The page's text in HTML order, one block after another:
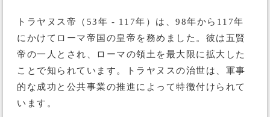
トラヤヌス帝（53年 - 117年）は、98年から117年
にかけてローマ帝国の皇帝を務めました。彼は五賢
帝の一人とされ、ローマの領土を最大限に拡大した
ことで知られています。トラヤヌスの治世は、軍事
的な成功と公共事業の推進によって特徴付けられて
います。